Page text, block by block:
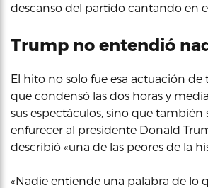
descanso del partido cantando en
Trump no entendió
El hito no solo fue esa actuación de
que condensó las dos horas y
sus espectáculos, sino que también
enfurecer al presidente Donald
describió «una de las peores de la
«Nadie entiende una palabra de lo